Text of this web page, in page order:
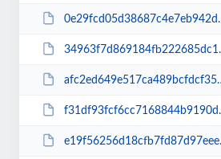
0e29fcd05d38687c4e7eb942daf25e3c.pdf
34963f7d869184fb222685dc1732d99d.pdf
afc2ed649e517ca489bcfdcf35c006ee.pdf
f31df93fcf6cc7168844b9190d5cc990.pdf
e19f56256d18cfb7fd87d97eee38f048.pdf